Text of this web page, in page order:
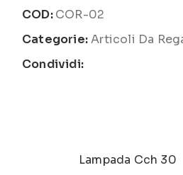
COD:COR-02
Categorie: Articoli Da
Condividi:
Lampada Cch 30